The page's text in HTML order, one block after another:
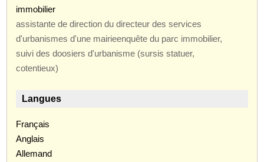
immobilier
assistante de direction du directeur des services
d'urbanismes d'une mairieenquête du parc immobilier,
suivi des doosiers d'urbanisme (sursis statuer,
cotentieux)
Langues
Français
Anglais
Allemand